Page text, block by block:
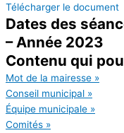
Télécharger le document
Dates des
– Année 2023
Contenu qui
Mot de la mairesse »
Conseil municipal »
Équipe municipale »
Comités »